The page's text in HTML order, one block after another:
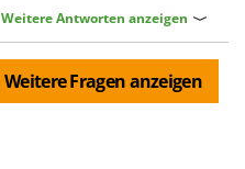
Weitere Antworten anzeigen
Weitere Fragen anzeigen